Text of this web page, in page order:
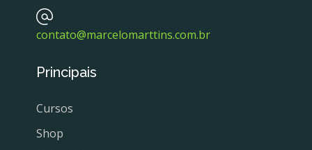
contato@marcelomarttins.com.br
Principais
Cursos
Shop